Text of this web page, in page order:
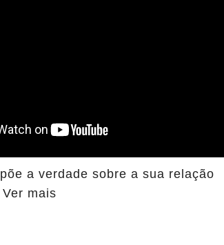
a verdade sobre a sua relação
mais